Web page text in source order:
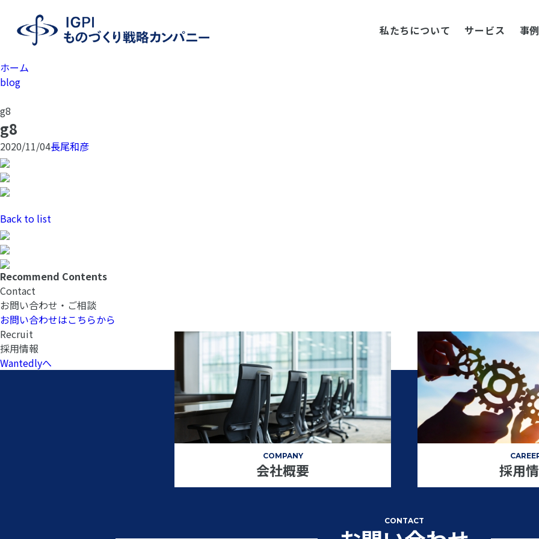
私たちについて サービス 事
ホーム
blog
g8
g8
2020/11/04長尾和彦
Back to list
Recommend Contents
Contact
お問い合わせ・ご相談
お問い合わせはこちらから
Recruit
採用情報
Wantedlyへ
COMPANY
会社概要 採用
CONTACT